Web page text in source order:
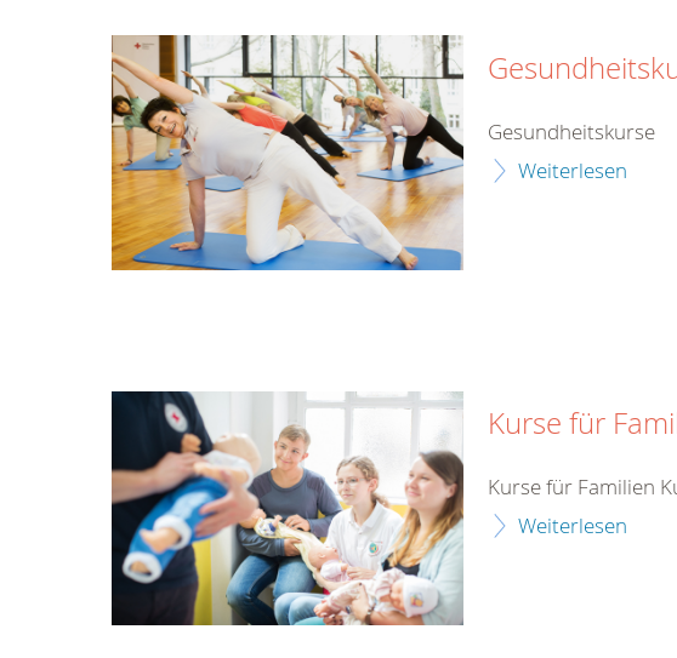
Gesundheitskurse
Weiterlesen
Kurse für
Kurse für Familien
Weiterlesen